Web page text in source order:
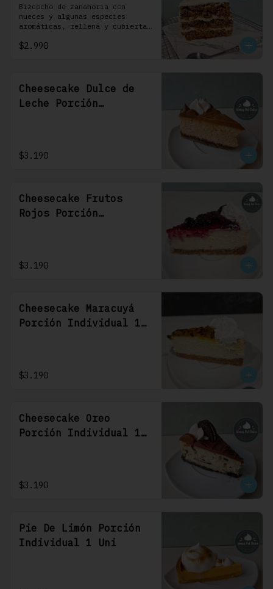
Bizcocho de zanahoria con
nueces y algunas especies
aromáticas, rellena y cubierta
crema.
$2.990
Cheesecake Dulce de
Leche Porción
$3.190
Cheesecake Frutos
Rojos Porción
$3.190
Cheesecake Maracuyá
Porción Individual 1
$3.190
Cheesecake Oreo
Porción Individual 1
$3.190
Pie De Limón Porción
Individual 1 Uni